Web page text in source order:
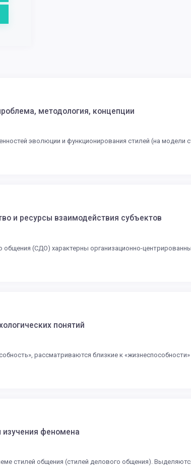
методология, концепции
эволюции и функционирования стилей (на
и ресурсы взаимодействия субъектов
(СДО) характерны организационно-
понятий
рассматриваются близкие к «жизнеспособности»
феномена
стилей общения (стилей делового общения).